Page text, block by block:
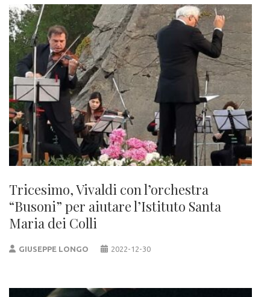
Tricesimo, Vivaldi con l’orchestra
“Busoni” per aiutare l’Istituto Santa
Maria dei Colli
GIUSEPPE LONGO 2022-12-30